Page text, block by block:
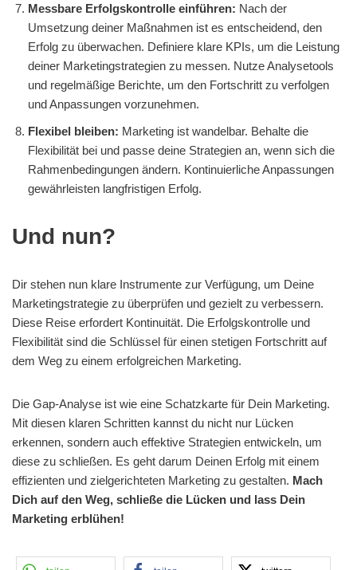
Messbare Erfolgskontrolle einführen: Nach der
Umsetzung deiner Maßnahmen ist es entscheidend, den
Erfolg zu überwachen. Definiere klare KPIs, um die Leistung
deiner Marketingstrategien zu messen. Nutze Analysetools
und regelmäßige Berichte, um den Fortschritt zu verfolgen
und Anpassungen vorzunehmen.
Flexibel bleiben: Marketing ist wandelbar. Behalte die
Flexibilität bei und passe deine Strategien an, wenn sich die
Rahmenbedingungen ändern. Kontinuierliche Anpassungen
gewährleisten langfristigen Erfolg.
Und nun?
Dir stehen nun klare Instrumente zur Verfügung, um Deine
Marketingstrategie zu überprüfen und gezielt zu verbessern.
Diese Reise erfordert Kontinuität. Die Erfolgskontrolle und
Flexibilität sind die Schlüssel für einen stetigen Fortschritt auf
dem Weg zu einem erfolgreichen Marketing.
Die Gap-Analyse ist wie eine Schatzkarte für Dein Marketing.
Mit diesen klaren Schritten kannst du nicht nur Lücken
erkennen, sondern auch effektive Strategien entwickeln, um
diese zu schließen. Es geht darum Deinen Erfolg mit einem
effizienten und zielgerichteten Marketing zu gestalten. Mach
Dich auf den Weg, schließe die Lücken und lass Dein
Marketing erblühen!